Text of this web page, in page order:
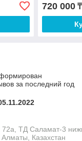
720 000₸
за последний год
72а, ТД Саламат-3
Алматы, Казахстан